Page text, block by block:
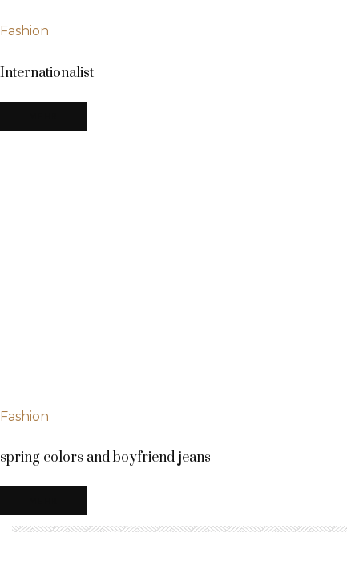
Fashion
Internationalist
Fashion
spring colors and boyfriend jeans